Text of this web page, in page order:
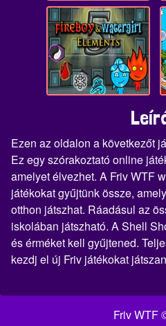
Ezen az oldalon a következőt
Ez egy szórakoztató online
amelyet élvezhet. A Friv WTF
játékokat gyűjtünk össze,
otthon játszhat. Ráadásul az
iskolában játszható. A Shell
és érméket kell gyűjtened.
kezdj el új Friv játékokat
Friv WTF